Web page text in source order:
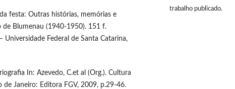
festa: Outras histórias, memórias e
de Blumenau (1940-1950). 151 f.
Federal de Santa Catarina,
In: Azevedo, C.et al (Org.). Cultura
Janeiro: Editora FGV, 2009, p.29-46.
trabalho publicado.